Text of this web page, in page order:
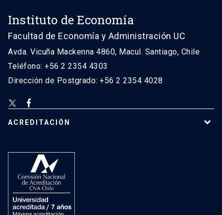
Instituto de Economía
Facultad de Economía y Administración UC
Avda. Vicuña Mackenna 4860, Macul. Santiago, Chile
Teléfono: +56 2 2354 4303
Dirección de Postgrado: +56 2 2354 4028
ACREDITACIÓN